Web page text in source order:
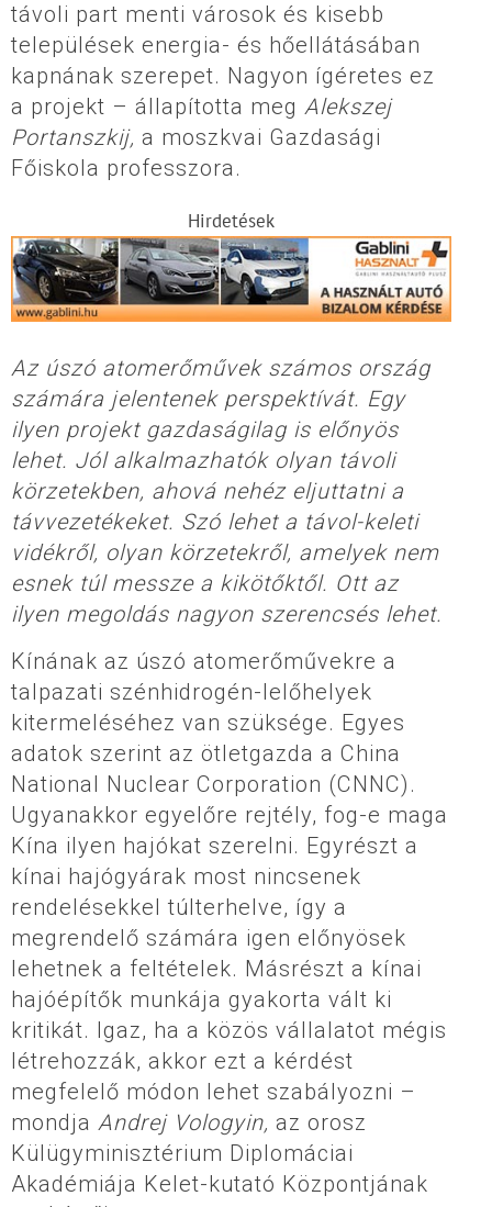
távoli part menti városok és kisebb
települések energia- és hőellátásában
kapnának szerepet. Nagyon ígéretes ez
a projekt – állapította meg Alekszej
Portanszkij, a moszkvai Gazdasági
Főiskola professzora.
Hirdetések
Az úszó atomerőművek számos ország
számára jelentenek perspektívát. Egy
ilyen projekt gazdaságilag is előnyös
lehet. Jól alkalmazhatók olyan távoli
körzetekben, ahová nehéz eljuttatni a
távvezetékeket. Szó lehet a távol-keleti
vidékről, olyan körzetekről, amelyek nem
esnek túl messze a kikötőktől. Ott az
ilyen megoldás nagyon szerencsés lehet.
Kínának az úszó atomerőművekre a
talpazati szénhidrogén-lelőhelyek
kitermeléséhez van szüksége. Egyes
adatok szerint az ötletgazda a China
National Nuclear Corporation (CNNC).
Ugyanakkor egyelőre rejtély, fog-e maga
Kína ilyen hajókat szerelni. Egyrészt a
kínai hajógyárak most nincsenek
rendelésekkel túlterhelve, így a
megrendelő számára igen előnyösek
lehetnek a feltételek. Másrészt a kínai
hajóépítők munkája gyakorta vált ki
kritikát. Igaz, ha a közös vállalatot mégis
létrehozzák, akkor ezt a kérdést
megfelelő módon lehet szabályozni –
mondja Andrej Vologyin, az orosz
Külügyminisztérium Diplomáciai
Akadémiája Kelet-kutató Központjának